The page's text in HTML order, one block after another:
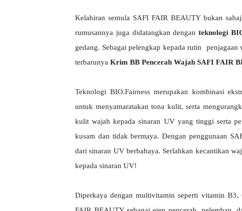
Kelahiran semula SAFI FAIR BEAUTY bukan
rumusannya juga didatangkan dengan teknologi
gedang. Sebagai pelengkap kepada rutin
terbarunya Krim BB Pencerah Wajah SAFI FAIR
Teknologi BIO.Fairness merupakan kombinasi
untuk menyamaratakan tona kulit, serta
kulit wajah kepada sinaran UV yang tinggi serta
kusam dan tidak bermaya. Dengan penggunaan
dari sinaran UV berbahaya. Serlahkan kecantikan
kepada sinaran UV!
Diperkaya dengan multivitamin seperti vitamin